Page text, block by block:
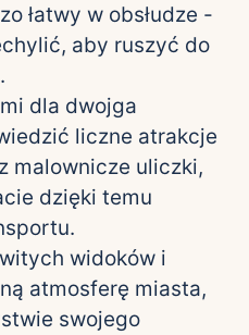
łatwy w obsłudze -
aby ruszyć do
dla dwojga
liczne atrakcje
malownicze uliczki,
dzięki temu
widoków i
atmosferę miasta,
swojego